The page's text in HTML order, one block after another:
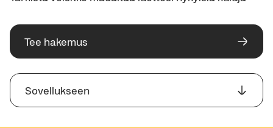
Tee hakemus
Sovellukseen